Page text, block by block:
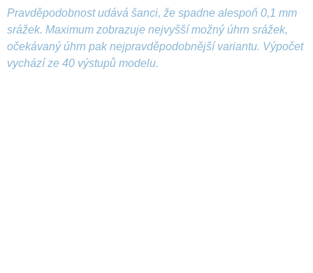
Pravděpodobnost udává šanci, že spadne alespoň 0,1 mm
srážek. Maximum zobrazuje nejvyšší možný úhrn srážek,
očekávaný úhrn pak nejpravděpodobnější variantu. Výpočet
vychází ze 40 výstupů modelu.